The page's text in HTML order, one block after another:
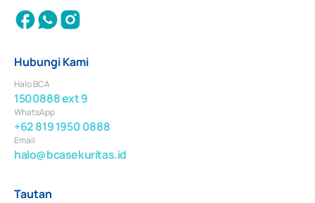
Hubungi Kami
Halo BCA
1500888 ext 9
WhatsApp
+62 819 1950 0888
Email
halo@bcasekuritas.id
Tautan